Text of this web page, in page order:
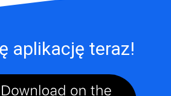
aplikację teraz!